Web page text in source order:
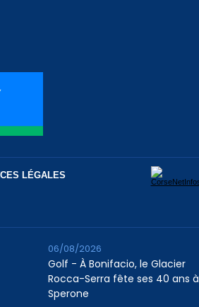
LÉGALES
Golf - À Bonifacio, le Glacier
Rocca-Serra fête ses 40 ans à
Sperone
06/08/2026